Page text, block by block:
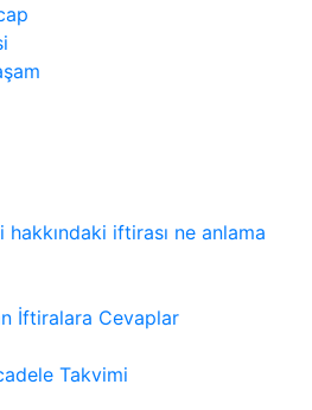
hakkındaki iftirası ne anlama
İftiralara Cevaplar
Takvimi